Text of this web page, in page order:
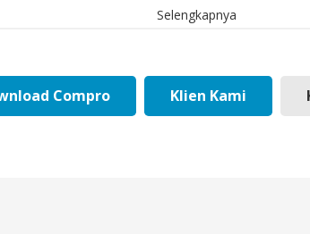
Selengkapnya
Compro Klien Kami